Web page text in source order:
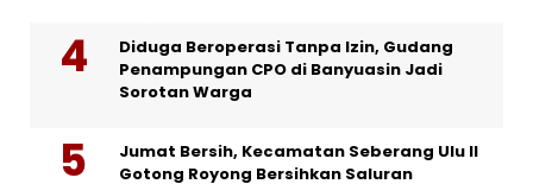
Diduga Beroperasi Tanpa Izin, Gudang
Penampungan CPO di Banyuasin Jadi
Sorotan Warga
Jumat Bersih, Kecamatan Seberang Ulu II
Gotong Royong Bersihkan Saluran